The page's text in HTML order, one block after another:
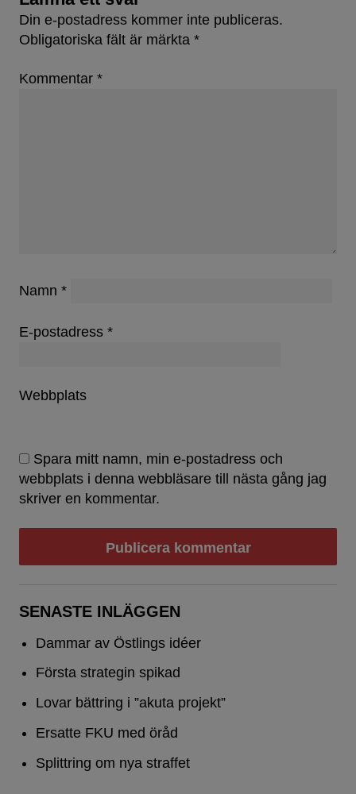
Din e-postadress kommer inte publiceras.
Obligatoriska fält är märkta *
Kommentar *
Namn *
E-postadress *
Webbplats
Spara mitt namn, min e-postadress och
webbplats i denna webbläsare till nästa gång jag
skriver en kommentar.
SENASTE INLÄGGEN
Dammar av Östlings idéer
Första strategin spikad
Lovar bättring i ”akuta projekt”
Ersatte FKU med öråd
Splittring om nya straffet